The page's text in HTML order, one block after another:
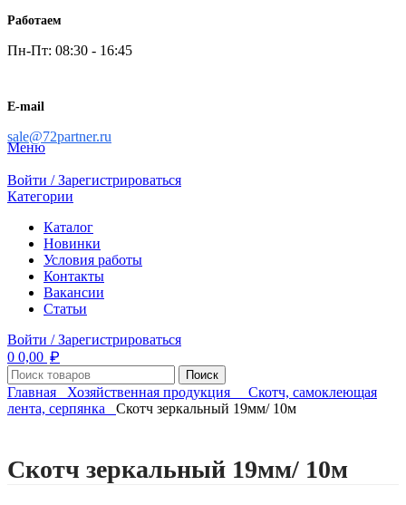
Работаем
Пн-Пт: 08:30 - 16:45
E-mail
sale@72partner.ru
Меню
Войти / Зарегистрироваться
Категории
Каталог
Новинки
Условия работы
Контакты
Вакансии
Статьи
Войти / Зарегистрироваться
0 0,00 ₽
Поиск
Главная Хозяйственная продукция
Скотч, самоклеющая
лента, серпянка Скотч зеркальный 19мм/ 10м
Скотч зеркальный 19мм/ 10м